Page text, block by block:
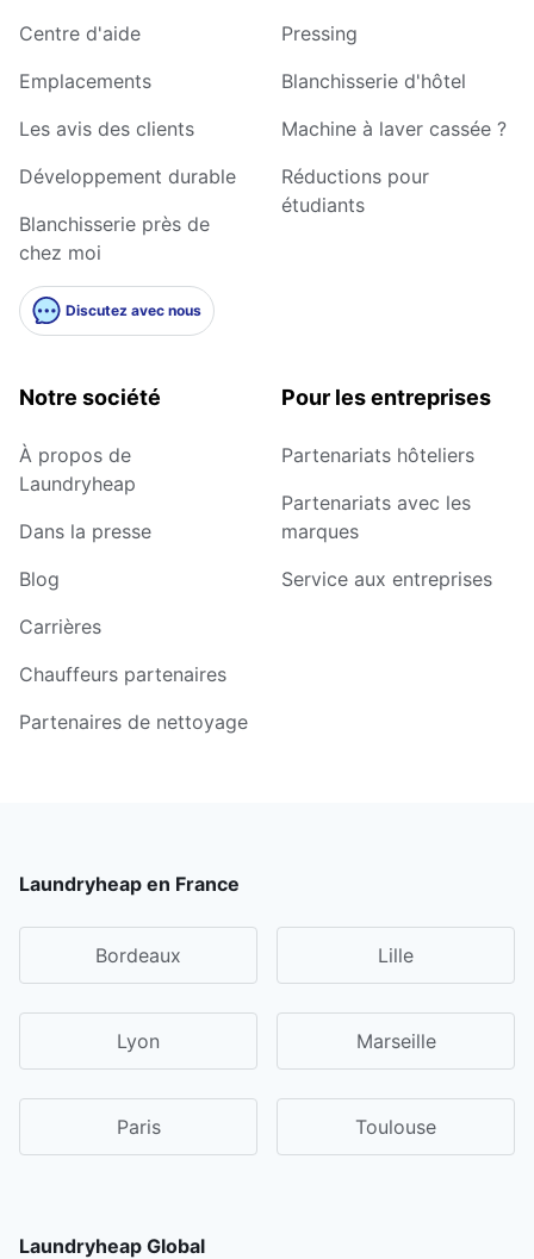
Centre d'aide
Emplacements
Les avis des clients
Développement durable
Blanchisserie près de
chez moi
Discutez avec nous
Pressing
Blanchisserie d'hôtel
Machine à laver cassée ?
Réductions pour
étudiants
Notre société
À propos de
Laundryheap
Dans la presse
Blog
Carrières
Chauffeurs partenaires
Partenaires de nettoyage
Pour les entreprises
Partenariats hôteliers
Partenariats avec les
marques
Service aux entreprises
Laundryheap en France
Bordeaux Lille
Lyon Marseille
Paris Toulouse
Laundryheap Global